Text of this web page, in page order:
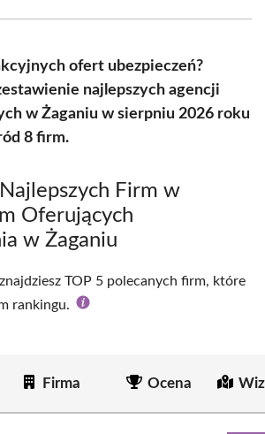
ofert ubezpieczeń?
najlepszych agencji
w Żaganiu w sierpniu 2026 roku
8 firm.
Firm w
Oferujących
w Żaganiu
TOP 5 polecanych firm, które
rankingu.
Firma Ocena